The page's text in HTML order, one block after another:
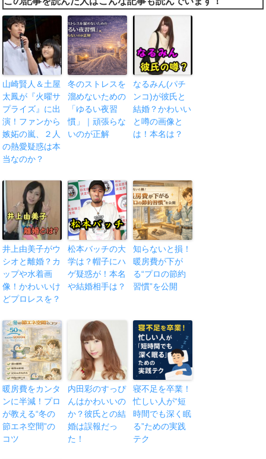
山崎賢人＆土屋
太鳳が『火曜サ
プライズ』に出
演！ファンから
嫉妬の嵐、２人
の熱愛疑惑は本
当なのか？
冬のストレスを
溜めないための
「ゆるい夜習
慣」｜頑張らな
いのが正解
なるみん(パチ
ンコ)が彼氏と
結婚？かわいい
と噂の画像と
は！本名は？
井上由美子がウ
シオと離婚？カ
ップや水着画
像！かわいいけ
どプロレスを？
松本バッチの大
学は？帽子にハ
ゲ疑惑が！本名
や結婚相手は？
知らないと損！
暖房費が下が
る“プロの節約
習慣”を公開
暖房費をカンタ
ンに半減！プロ
が教える“冬の
節エネ空間”の
コツ
内田彩のすっぴ
んはかわいいの
か？彼氏との結
婚は誤報だっ
た！
寝不足を卒業！
忙しい人が“短
時間でも深く眠
る”ための実践
テク